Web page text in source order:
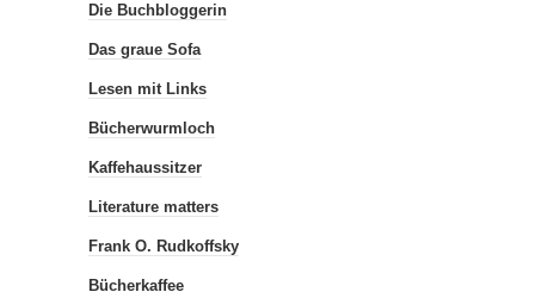
Die Buchbloggerin
Das graue Sofa
Lesen mit Links
Bücherwurmloch
Kaffehaussitzer
Literature matters
Frank O. Rudkoffsky
Bücherkaffee